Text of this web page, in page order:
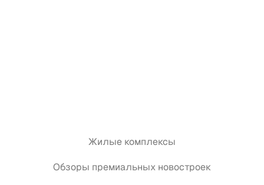
Жилые комплексы
Обзоры премиальных новостроек